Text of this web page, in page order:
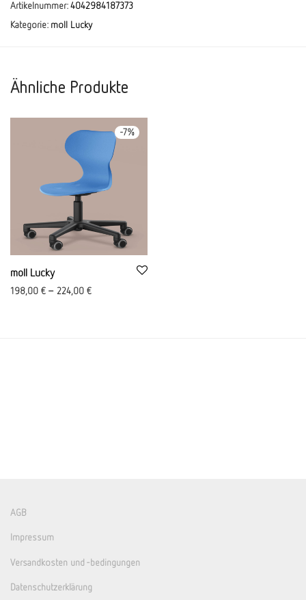
Artikelnummer:4042984187373
Kategorie: moll Lucky
Ähnliche Produkte
-7%
moll Lucky
198,00 € – 224,00 €
AGB
Impressum
Versandkosten und -bedingungen
Datenschutzerklärung